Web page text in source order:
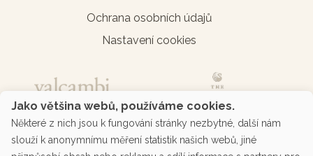
Ochrana osobních údajů
Nastavení cookies
Jako většina webů, používáme cookies.
Některé z nich jsou k fungování stránky nezbytné, další nám
slouží k anonymnímu měření statistik našich webů, jiné